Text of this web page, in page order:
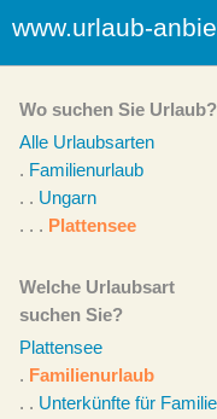
www.urlaub-
Wo suchen Sie Urlaub?
Alle Urlaubsarten
. Familienurlaub
. . Ungarn
. . . Plattensee
Welche Urlaubsart
suchen Sie?
Plattensee
. Familienurlaub
. . Unterkünfte für